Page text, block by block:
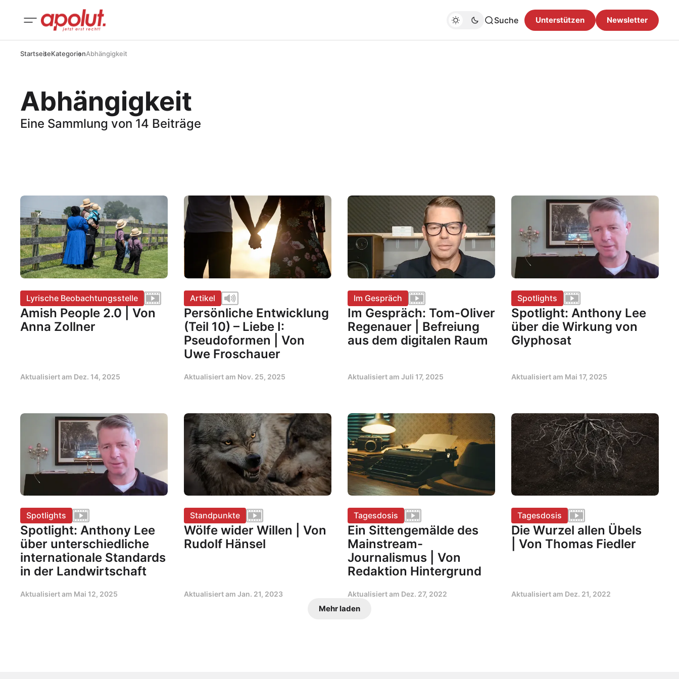
Suche Unterstützen Newsletter
StartseiteKategorienAbhängigkeit
Abhängigkeit
Eine Sammlung von 14 Beiträge
Lyrische Beobachtungsstelle
Amish People 2.0 | Von
Anna Zollner
Aktualisiert am Dez. 14, 2025
Artikel
Persönliche Entwicklung
(Teil 10) – Liebe I:
Pseudoformen | Von
Uwe Froschauer
Aktualisiert am Nov. 25, 2025
Im Gespräch
Im Gespräch: Tom-Oliver
Regenauer | Befreiung
aus dem digitalen Raum
Aktualisiert am Juli 17, 2025
Spotlights
Spotlight: Anthony Lee
über die Wirkung von
Glyphosat
Aktualisiert am Mai 17, 2025
Spotlights
Spotlight: Anthony Lee
über unterschiedliche
internationale Standards
in der Landwirtschaft
Aktualisiert am Mai 12, 2025
Standpunkte
Wölfe wider Willen | Von
Rudolf Hänsel
Aktualisiert am Jan. 21, 2023
Tagesdosis
Ein Sittengemälde des
Mainstream-
Journalismus | Von
Redaktion Hintergrund
Aktualisiert am Dez. 27, 2022
Tagesdosis
Die Wurzel allen Übels
| Von Thomas Fiedler
Aktualisiert am Dez. 21, 2022
Mehr laden